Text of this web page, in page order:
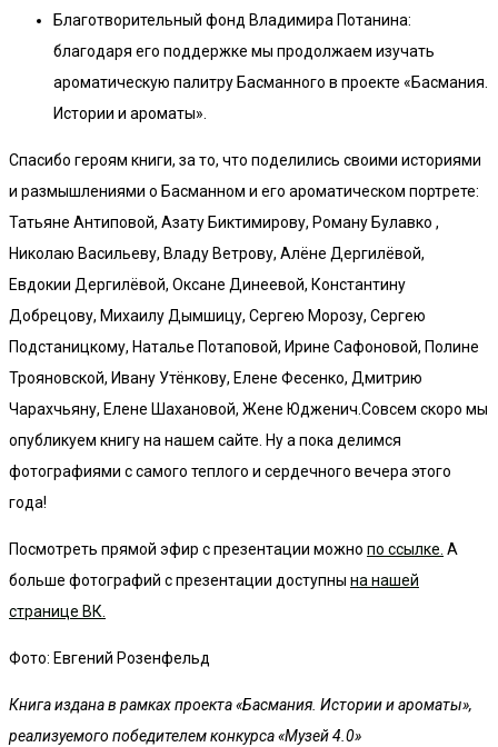
Благотворительный фонд Владимира Потанина:
благодаря его поддержке мы продолжаем изучать
ароматическую палитру Басманного в проекте «Басмания.
Истории и ароматы».
Спасибо героям книги, за то, что поделились своими историями
и размышлениями о Басманном и его ароматическом портрете:
Татьяне Антиповой, Азату Биктимирову, Роману Булавко ,
Николаю Васильеву, Владу Ветрову, Алёне Дергилёвой,
Евдокии Дергилёвой, Оксане Динеевой, Константину
Добрецову, Михаилу Дымшицу, Сергею Морозу, Сергею
Подстаницкому, Наталье Потаповой, Ирине Сафоновой, Полине
Трояновской, Ивану Утёнкову, Елене Фесенко, Дмитрию
Чарахчьяну, Елене Шахановой, Жене Юдженич.Совсем скоро мы
опубликуем книгу на нашем сайте. Ну а пока делимся
фотографиями с самого теплого и сердечного вечера этого
года!
Посмотреть прямой эфир с презентации можно по ссылке. А
больше фотографий с презентации доступны на нашей
странице ВК.
Фото: Евгений Розенфельд
Книга издана в рамках проекта «Басмания. Истории и ароматы»,
реализуемого победителем конкурса «Музей 4.0»